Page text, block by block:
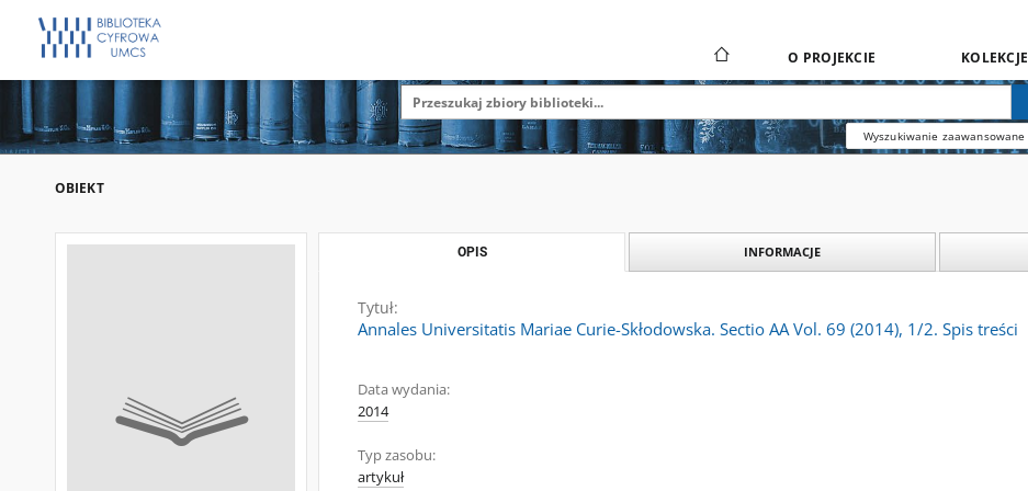
O PROJEKCIE KOLEKCJE
Wyszukiwanie zaawansowane
OBIEKT
OPIS INFORMACJE
Tytuł:
Annales Universitatis Mariae Curie-Skłodowska. Sectio AA Vol. 69 (2014), 1/2. Spis treści
Data wydania:
2014
Typ zasobu:
artykuł